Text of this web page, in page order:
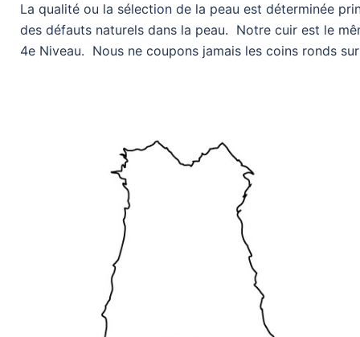
La qualité ou la sélection de la peau est déterminée
des défauts naturels dans la peau. Notre cuir est le
4e Niveau. Nous ne coupons jamais les coins ronds